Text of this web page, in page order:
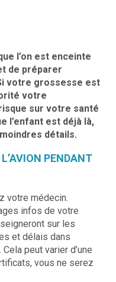
l’on est enceinte
de préparer
votre grossesse est
votre
sur votre santé
l’enfant est déjà là,
détails.
PENDANT
votre médecin.
infos de votre
sur les
et délais dans
peut varier d’une
vous ne serez